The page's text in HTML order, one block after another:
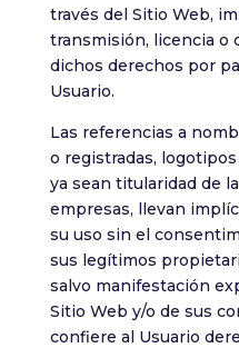
través del Sitio Web,
transmisión, licencia o
dichos derechos por
Usuario.
Las referencias a
o registradas,
ya sean titularidad de
empresas, llevan
su uso sin el
sus legítimos
salvo manifestación
Sitio Web y/o de sus
confiere al Usuario